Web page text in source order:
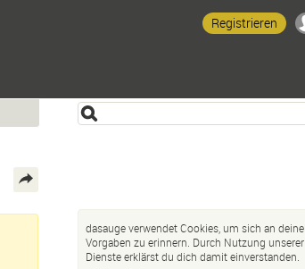
Registrieren
dasauge verwendet Cookies, um sich an deine
Vorgaben zu erinnern. Durch Nutzung unserer
Dienste erklärst du dich damit einverstanden.